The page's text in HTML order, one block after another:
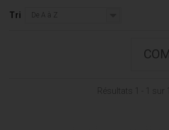
Tri De A à Z
Résultats 1 - 1 sur 1.